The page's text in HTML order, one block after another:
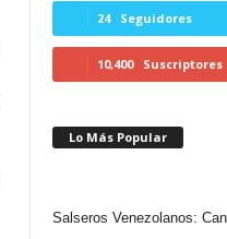
24 Seguidores
10,400 Suscriptores
Lo Más Popular
Salseros Venezolanos: